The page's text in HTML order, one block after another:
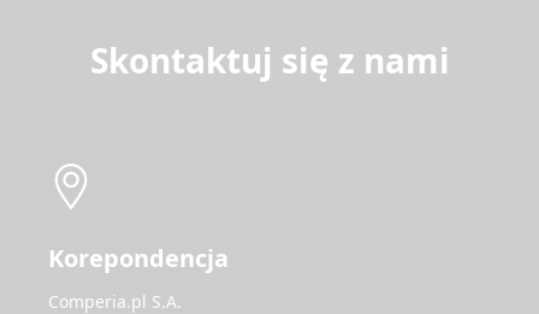
Skontaktuj się z nami
Korepondencja
Comperia.pl S.A.